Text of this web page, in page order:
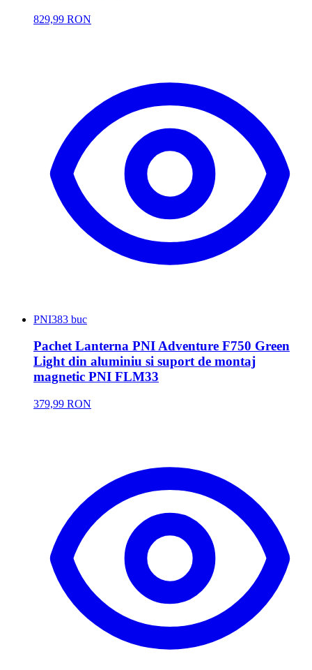
829,99 RON
PNI383 buc
Pachet Lanterna PNI Adventure F750 Green
Light din aluminiu si suport de montaj
magnetic PNI FLM33
379,99 RON